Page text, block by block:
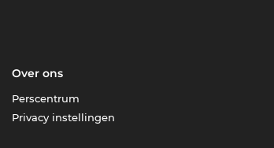
Over ons
Perscentrum
Privacy instellingen